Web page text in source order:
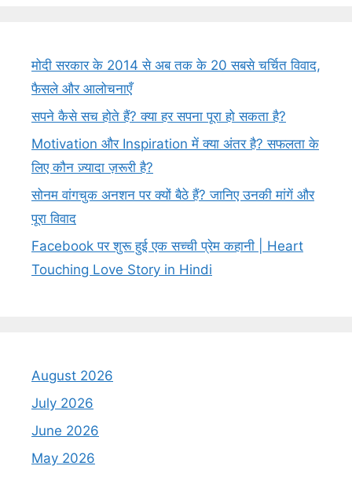
मोदी सरकार के 2014 से अब तक के 20 सबसे चर्चित विवाद,
फैसले और आलोचनाएँ
सपने कैसे सच होते हैं? क्या हर सपना पूरा हो सकता है?
Motivation और Inspiration में क्या अंतर है? सफलता के
लिए कौन ज़्यादा ज़रूरी है?
सोनम वांगचुक अनशन पर क्यों बैठे हैं? जानिए उनकी मांगें और
पूरा विवाद
Facebook पर शुरू हुई एक सच्ची प्रेम कहानी | Heart
Touching Love Story in Hindi
August 2026
July 2026
June 2026
May 2026